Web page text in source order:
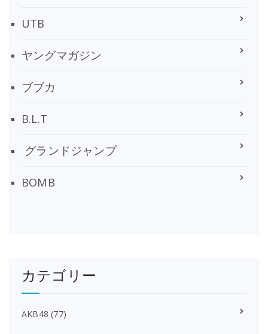
UTB
ヤングマガジン
ブブカ
B.L.T
グランドジャンプ
BOMB
カテゴリー
AKB48 (77)